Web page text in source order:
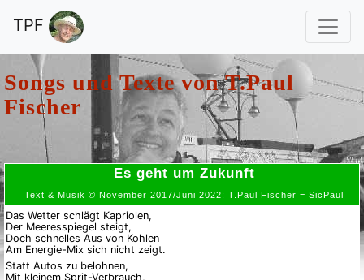
TPF
Songs und Texte vonT.Paul
Fischer
Es geht um Zukunft
Text & Musik © November 2017/Juni 2022: T.Paul Fischer = SicPaul
Das Wetter schlägt Kapriolen,
Der Meeresspiegel steigt,
Doch schnelles Aus von Kohlen
Am Energie-Mix sich nicht zeigt.
Statt Autos zu belohnen,
Mit kleinem Sprit-Verbrauch,